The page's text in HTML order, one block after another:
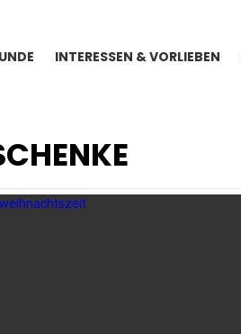
INTERESSEN & VORLIEBEN